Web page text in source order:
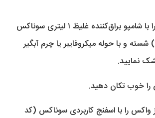
ابتدا خودرو را با شامپو براق‌کننده غلیظ ۱ لیتری سوناکس
(کد ۳۱۴۳۰۰) شسته و با حوله میکروفایبر یا چرم آبگیر
نمایید.
خوب تکان دهید.
واکس را با اسفنج کاربردی سوناکس (کد